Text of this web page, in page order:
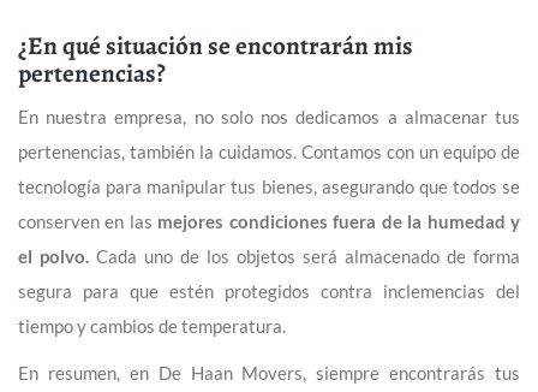
¿En qué situación se encontrarán mis
pertenencias?
En nuestra empresa, no solo nos dedicamos a almacenar tus
pertenencias, también la cuidamos. Contamos con un equipo de
tecnología para manipular tus bienes, asegurando que todos se
conserven en las mejores condiciones fuera de la humedad y
el polvo. Cada uno de los objetos será almacenado de forma
segura para que estén protegidos contra inclemencias del
tiempo y cambios de temperatura.
En resumen, en De Haan Movers, siempre encontrarás tus